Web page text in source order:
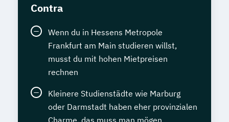
Contra
Wenn du in Hessens Metropole
Frankfurt am Main studieren willst,
musst du mit hohen Mietpreisen
rechnen
Kleinere Studienstädte wie Marburg
oder Darmstadt haben eher provinzialen
Charme, das muss man mögen